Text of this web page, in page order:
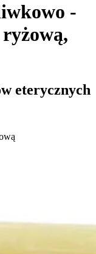
-
eterycznych